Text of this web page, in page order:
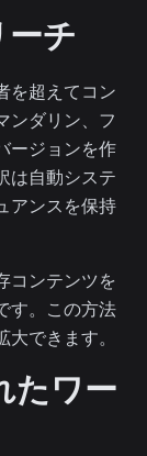
チ
を超えてコン
ンダリン、フ
ージョンを作
は自動システ
アンスを保持
コンテンツを
す。この方法
できます。
たワー